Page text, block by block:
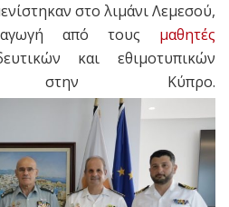
στο λιμάνι Λεμεσού,
από τους μαθητές
και εθιμοτυπικών
στην Κύπρο.